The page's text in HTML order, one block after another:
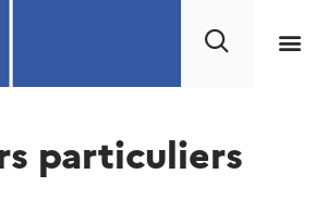
particuliers